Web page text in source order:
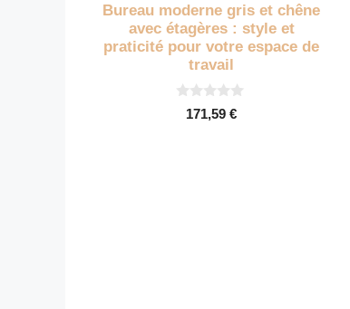
Bureau moderne gris et chêne
avec étagères : style et
praticité pour votre espace de
travail
s171,59€